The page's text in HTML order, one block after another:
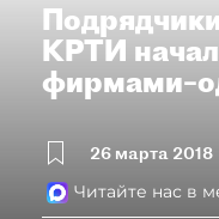
КРТИ
26 марта 2018
Читайте нас в